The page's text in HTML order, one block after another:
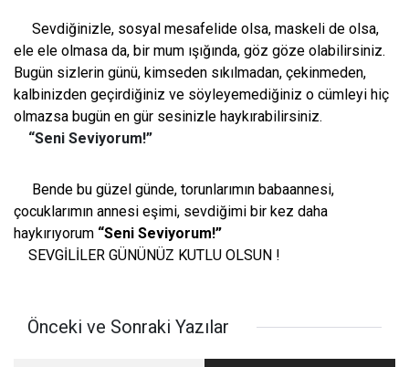
Sevdiğinizle, sosyal mesafelide olsa, maskeli de olsa,
ele ele olmasa da, bir mum ışığında, göz göze olabilirsiniz.
Bugün sizlerin günü, kimseden sıkılmadan, çekinmeden,
kalbinizden geçirdiğiniz ve söyleyemediğiniz o cümleyi hiç
olmazsa bugün en gür sesinizle haykırabilirsiniz.
“Seni Seviyorum!”
Bende bu güzel günde, torunlarımın babaannesi,
çocuklarımın annesi eşimi, sevdiğimi bir kez daha
haykırıyorum “Seni Seviyorum!”
SEVGİLİLER GÜNÜNÜZ KUTLU OLSUN !
Önceki ve Sonraki Yazılar